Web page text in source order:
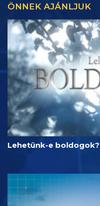
ÖNNEK AJÁNLJUK
Lehetünk-e boldogok?